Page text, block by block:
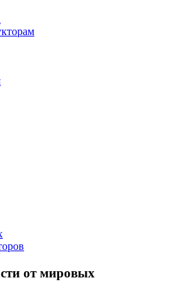
от мировых